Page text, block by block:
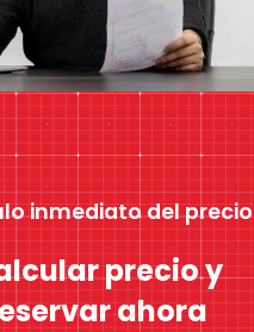
inmediato del precio
precio y
ahora